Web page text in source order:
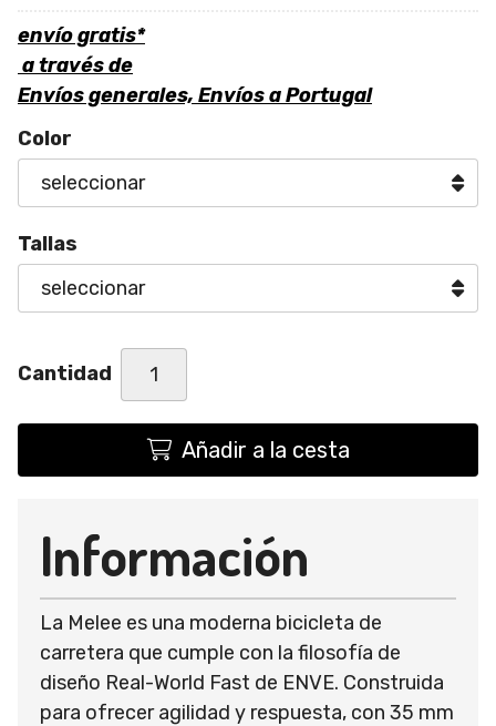
envío gratis*
a través de
Envíos generales, Envíos a Portugal
Color
Tallas
Cantidad
Añadir a la cesta
Información
La Melee es una moderna bicicleta de
carretera que cumple con la filosofía de
diseño Real-World Fast de ENVE. Construida
para ofrecer agilidad y respuesta, con 35 mm